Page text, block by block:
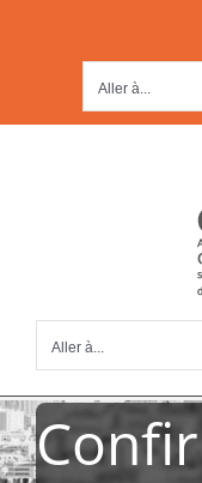
Aller à...
Aller à...